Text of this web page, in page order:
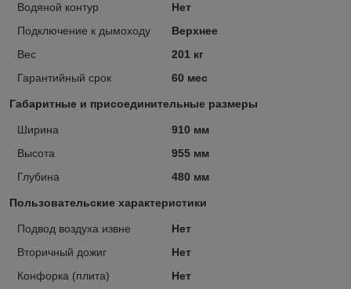
Водяной контур
Нет
Подключение к дымоходу
Верхнее
Вес
201 кг
Гарантийный срок
60 мес
Габаритные и присоединительные размеры
Ширина
910 мм
Высота
955 мм
Глубина
480 мм
Пользовательские характеристики
Подвод воздуха извне
Нет
Вторичный дожиг
Нет
Конфорка (плита)
Нет